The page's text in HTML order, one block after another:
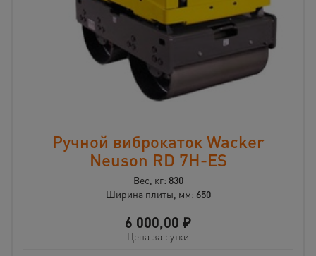
Ручной виброкаток Wacker
Neuson RD 7H-ES
Вес, кг: 830
Ширина плиты, мм: 650
6 000,00 ₽
Цена за сутки